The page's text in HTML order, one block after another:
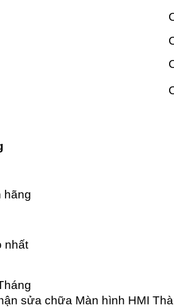
hãng
nhất
sửa chữa Màn hình HMI